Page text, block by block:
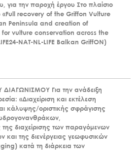
για την παροχή έργου Στο πλαίσιο
recovery of the Griffon Vulture
Peninsula and creation of
vulture conservation across the
NAT-NL-LIFE Balkan GriffON)
Για την ανάδειξη
«Διαχείριση και εκτέλεση
κάλυψης/οριστικής σφράγισης
διαχείρισης των παραγόμενων
και της διενέργειας γεωφυσικών
κατά τη διάρκεια των